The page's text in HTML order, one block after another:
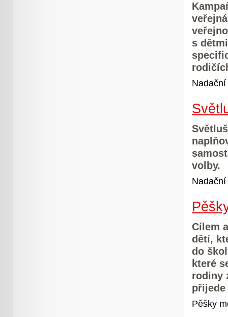
s
volby.
Cílem
dětí,
do
které
rodiny
přijede
Pěšky